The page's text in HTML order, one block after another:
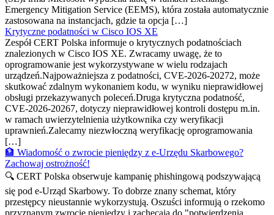
Emergency Mitigation Service (EEMS), która została automatycznie
zastosowana na instancjach, gdzie ta opcja […]
Krytyczne podatności w Cisco IOS XE
Zespół CERT Polska informuje o krytycznych podatnościach
znalezionych w Cisco IOS XE. Zwracamy uwagę, że to
oprogramowanie jest wykorzystywane w wielu rodzajach
urządzeń.Najpoważniejsza z podatności, CVE-2026-20272, może
skutkować zdalnym wykonaniem kodu, w wyniku nieprawidłowej
obsługi przekazywanych poleceń.Druga krytyczna podatność,
CVE-2026-20267, dotyczy nieprawidłowej kontroli dostępu m.in.
w ramach uwierzytelnienia użytkownika czy weryfikacji
uprawnień.Zalecamy niezwłoczną weryfikację oprogramowania
[…]
🏦 Wiadomość o zwrocie pieniędzy z e-Urzędu Skarbowego?
Zachowaj ostrożność!
🔍 CERT Polska obserwuje kampanię phishingową podszywającą
się pod e-Urząd Skarbowy. To dobrze znany schemat, który
przestępcy nieustannie wykorzystują. Oszuści informują o rzekomo